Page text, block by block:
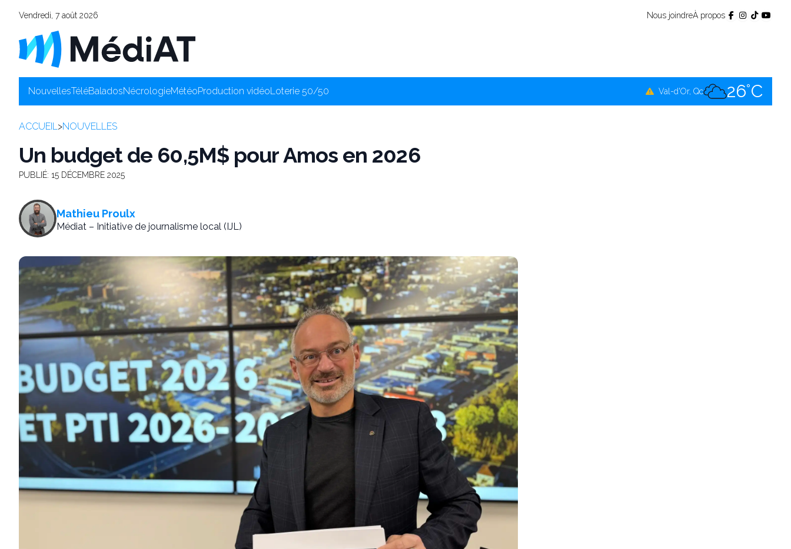
Vendredi, 7 août 2026 Nous joindreÀ propos
NouvellesTéléBaladosNécrologieMétéoProduction vidéoLoterie 50/50 Val-d'Or, Qc 26°C
ACCUEIL>NOUVELLES
Un budget de 60,5M$ pour Amos en 2026
PUBLIÉ: 15 DÉCEMBRE 2025
Mathieu Proulx
Médiat – Initiative de journalisme local (IJL)